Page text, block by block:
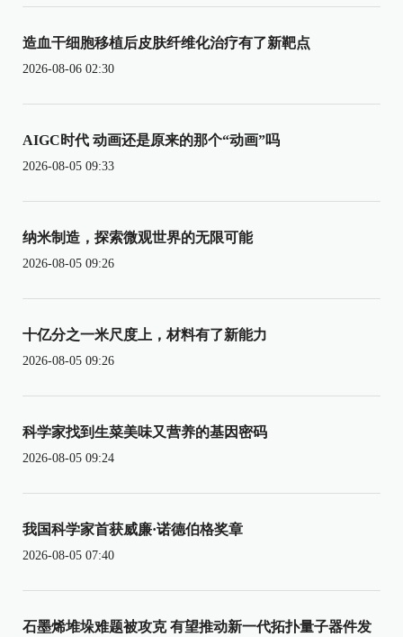
造血干细胞移植后皮肤纤维化治疗有了新靶点
2026-08-06 02:30
AIGC时代 动画还是原来的那个“动画”吗
2026-08-05 09:33
纳米制造，探索微观世界的无限可能
2026-08-05 09:26
十亿分之一米尺度上，材料有了新能力
2026-08-05 09:26
科学家找到生菜美味又营养的基因密码
2026-08-05 09:24
我国科学家首获威廉·诺德伯格奖章
2026-08-05 07:40
石墨烯堆垛难题被攻克 有望推动新一代拓扑量子器件发